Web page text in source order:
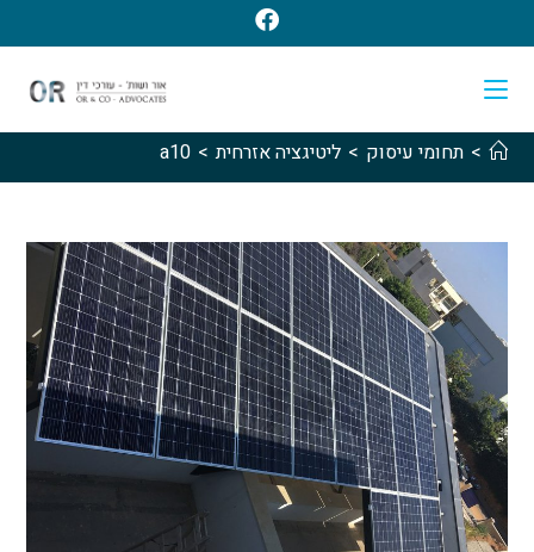
> תחומי עיסוק > ליטיגציה אזרחית >
a10